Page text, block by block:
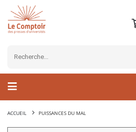
ACCUEIL PUISSANCES DU MAL